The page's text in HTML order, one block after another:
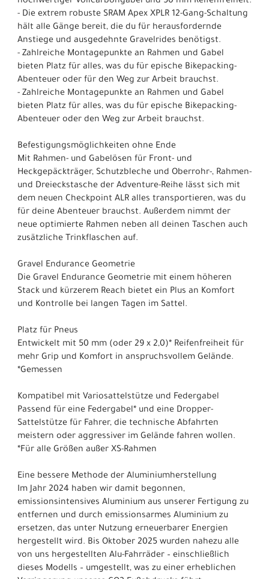
- Die extrem robuste SRAM Apex XPLR 12-Gang-Schaltung
hält alle Gänge bereit, die du für herausfordernde
Anstiege und ausgedehnte Gravelrides benötigst.
- Zahlreiche Montagepunkte an Rahmen und Gabel
bieten Platz für alles, was du für epische Bikepacking-
Abenteuer oder für den Weg zur Arbeit brauchst.
- Zahlreiche Montagepunkte an Rahmen und Gabel
bieten Platz für alles, was du für epische Bikepacking-
Abenteuer oder den Weg zur Arbeit brauchst.
Befestigungsmöglichkeiten ohne Ende
Mit Rahmen- und Gabelösen für Front- und
Heckgepäckträger, Schutzbleche und Oberrohr-, Rahmen-
und Dreieckstasche der Adventure-Reihe lässt sich mit
dem neuen Checkpoint ALR alles transportieren, was du
für deine Abenteuer brauchst. Außerdem nimmt der
neue optimierte Rahmen neben all deinen Taschen auch
zusätzliche Trinkflaschen auf.
Gravel Endurance Geometrie
Die Gravel Endurance Geometrie mit einem höheren
Stack und kürzerem Reach bietet ein Plus an Komfort
und Kontrolle bei langen Tagen im Sattel.
Platz für Pneus
Entwickelt mit 50 mm (oder 29 x 2,0)* Reifenfreiheit für
mehr Grip und Komfort in anspruchsvollem Gelände.
*Gemessen
Kompatibel mit Variosattelstütze und Federgabel
Passend für eine Federgabel* und eine Dropper-
Sattelstütze für Fahrer, die technische Abfahrten
meistern oder aggressiver im Gelände fahren wollen.
*Für alle Größen außer XS-Rahmen
Eine bessere Methode der Aluminiumherstellung
Im Jahr 2024 haben wir damit begonnen,
emissionsintensives Aluminium aus unserer Fertigung zu
entfernen und durch emissionsarmes Aluminium zu
ersetzen, das unter Nutzung erneuerbarer Energien
hergestellt wird. Bis Oktober 2025 wurden nahezu alle
von uns hergestellten Alu-Fahrräder – einschließlich
dieses Modells – umgestellt, was zu einer erheblichen